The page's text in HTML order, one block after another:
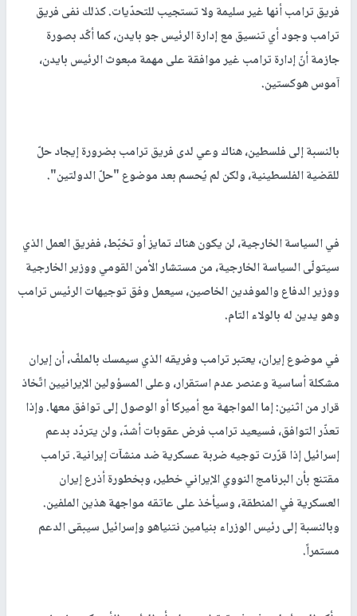
فريق ترامب أنها غير سليمة ولا تستجيب للتحدّيات. كذلك نفى فريق
ترامب وجود أي تنسيق مع إدارة الرئيس جو بايدن، كما أكّد بصورة
جازمة أنّ إدارة ترامب غير موافقة على مهمة مبعوث الرئيس بايدن،
آموس هوكستين.
بالنسبة إلى فلسطين، هناك وعي لدى فريق ترامب بضرورة إيجاد حلّ
للقضية الفلسطينية، ولكن لم يُحسم بعد موضوع "حلّ الدولتين".
في السياسة الخارجية، لن يكون هناك تمايز أو تخبّط، ففريق العمل الذي
سيتولّى السياسة الخارجية، من مستشار الأمن القومي ووزير الخارجية
ووزير الدفاع والموفدين الخاصين، سيعمل وفق توجيهات الرئيس ترامب
وهو يدين له بالولاء التام.
في موضوع إيران، يعتبر ترامب وفريقه الذي سيمسك بالملفّ، أن إيران
مشكلة أساسية وعنصر عدم استقرار، وعلى المسؤولين الإيرانيين اتّخاذ
قرار من اثنين: إما المواجهة مع أميركا أو الوصول إلى توافق معها. وإذا
تعذّر التوافق، فسيعيد ترامب فرض عقوبات أشدّ، ولن يتردّد بدعم
إسرائيل إذا قرّرت توجيه ضربة عسكرية ضد منشآت إيرانية. ترامب
مقتنع بأن البرنامج النووي الإيراني خطير، وبخطورة أذرع إيران
العسكرية في المنطقة، وسيأخذ على عاتقه مواجهة هذين الملفين.
وبالنسبة إلى رئيس الوزراء بنيامين نتنياهو وإسرائيل سيبقى الدعم
مستمراً.